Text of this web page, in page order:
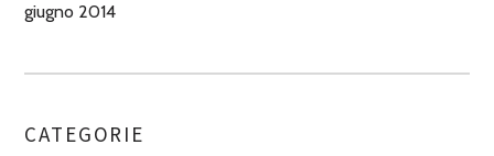
giugno 2014
CATEGORIE